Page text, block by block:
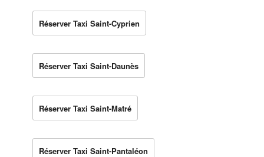
Réserver Taxi Saint-Cyprien
Réserver Taxi Saint-Daunès
Réserver Taxi Saint-Matré
Réserver Taxi Saint-Pantaléon